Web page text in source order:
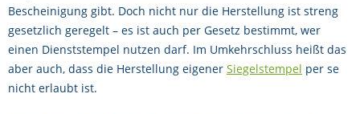
Bescheinigung gibt. Doch nicht nur die Herstellung ist streng
gesetzlich geregelt – es ist auch per Gesetz bestimmt, wer
einen Dienststempel nutzen darf. Im Umkehrschluss heißt das
aber auch, dass die Herstellung eigener Siegelstempel per se
nicht erlaubt ist.